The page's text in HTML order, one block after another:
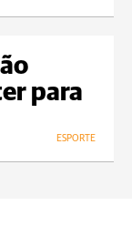
para
ESPORTE